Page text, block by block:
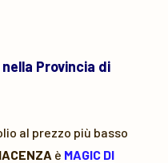
Provincia di
al prezzo più basso
è MAGIC DI